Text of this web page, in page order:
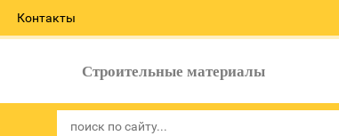
Контакты
Строительные материалы